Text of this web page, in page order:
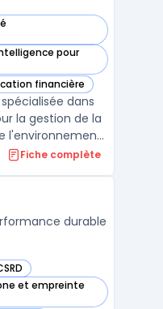
pour
financière
dans
la gestion de la
l'environnement
s'adresse à
une p ...
Fiche complète
durable
catégorie
et empreinte
catégorie